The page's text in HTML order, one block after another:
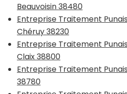
Beauvoisin 38480
Entreprise Traitement
Chéruy 38230
Entreprise Traitement
Claix 38800
Entreprise Traitement
38780